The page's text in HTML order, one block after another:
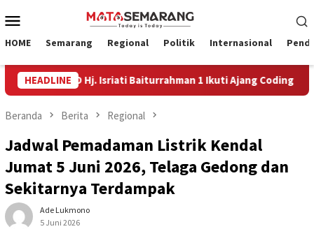
ke
Mobile
HOME Semarang Regional Politik Internasional
HEADLINE
SD Hj. Isriati Baiturrahman 1 Ikuti Ajang Coding Internasional
Beranda Berita Regional
Jadwal Pemadaman Listrik Kendal
Jumat 5 Juni 2026, Telaga Gedong dan
Sekitarnya Terdampak
Ade Lukmono
5 Juni 2026